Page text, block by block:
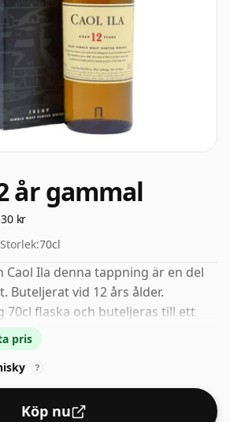
år gammal
kr
Storlek:70cl
Ila denna tappning är en del
Buteljerat vid 12 års ålder.
70cl flaska och buteljeras till ett
pris
?
Köp nu